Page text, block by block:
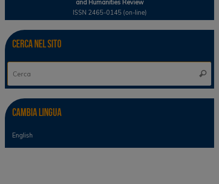
and Humanities Review
ISSN 2465-0145 (on-line)
Cerca nel sito
Cerca
Cambia lingua
English